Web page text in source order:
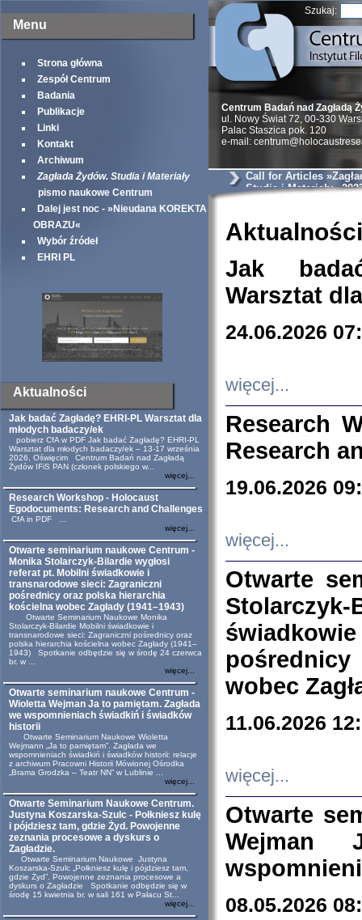
Menu
Strona główna
Zespół Centrum
Badania
Publikacje
Linki
Kontakt
Archiwum
Zagłada Żydów. Studia i Materiały
pismo naukowe Centrum
Dalej jest noc - »Nieudana KOREKTA
OBRAZU«
Wybór źródeł
EHRI PL
Aktualności
Jak badać Zagładę? EHRI-PL Warsztat dla
młodych badaczy/ek
pobierz CfA w PDF Jak badać Zagładę? EHRI-PL
Warsztat dla młodych badaczy/ek – 13-17 września
2026, Oświęcim Centrum Badań nad Zagładą
Żydów IFiS PAN (członek polskiego w...
więcej...
Research Workshop - Holocaust
Egodocuments: Research and Challenges
CfA in PDF ...
więcej...
Otwarte seminarium naukowe Centrum -
Monika Stolarczyk-Bilardie wygłosi
referat pt. Mobilni świadkowie i
transnarodowe sieci: Zagraniczni
pośrednicy oraz polska hierarchia
kościelna wobec Zagłady (1941–1943)
Otwarte Seminarium Naukowe Monika
Stolarczyk-Bilardie Mobilni świadkowie i
transnarodowe sieci: Zagraniczni pośrednicy oraz
polska hierarchia kościelna wobec Zagłady (1941–
1943) Spotkanie odbędzie się w środę 24 czerwca
br. w ...
więcej...
Otwarte seminarium naukowe Centrum -
Wioletta Wejman Ja to pamiętam. Zagłada
we wspomnieniach świadkiń i świadków
historii
Otwarte Seminarium Naukowe Wioletta
Wejmann „Ja to pamiętam”. Zagłada we
wspomnieniach świadkiń i świadków historii: relacje
z archiwum Pracowni Historii Mówionej Ośrodka
„Brama Grodzka – Teatr NN” w Lublinie ...
więcej...
Otwarte Seminarium Naukowe Centrum.
Justyna Koszarska-Szulc - Połkniesz kulę
i pójdziesz tam, gdzie Żyd. Powojenne
zeznania procesowe a dyskurs o
Zagładzie.
Otwarte Seminarium Naukowe Justyna
Koszarska-Szulc „Połkniesz kulę i pójdziesz tam,
gdzie Żyd”. Powojenne zeznania procesowe a
dyskurs o Zagładzie Spotkanie odbędzie się w
środę 15 kwietnia br. w sali 161 w Pałacu St...
więcej...
Szukaj:
Centrum Badań nad Zagładą
ul. Nowy Świat 72, 00-330
Palac Staszica pok. 120
e-mail:
Call for Articles
Studia i Materiały«
Aktualności
Jak
Warsztat
24.06.2026
więcej...
Research
Research
19.06.2026
więcej...
Otwarte
wobec
11.06.2026
więcej...
Otwarte
Wejman
08.05.2026